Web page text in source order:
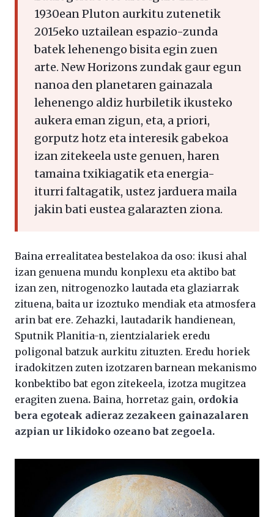
1930ean Pluton aurkitu zutenetik
2015eko uztailean espazio-zunda
batek lehenengo bisita egin zuen
arte. New Horizons zundak gaur egun
nanoa den planetaren gainazala
lehenengo aldiz hurbiletik ikusteko
aukera eman zigun, eta, a priori,
gorputz hotz eta interesik gabekoa
izan zitekeela uste genuen, haren
tamaina txikiagatik eta energia-
iturri faltagatik, ustez jarduera maila
jakin bati eustea galarazten ziona.
Baina errealitatea bestelakoa da oso: ikusi ahal
izan genuena mundu konplexu eta aktibo bat
izan zen, nitrogenozko lautada eta glaziarrak
zituena, baita ur izoztuko mendiak eta atmosfera
arin bat ere. Zehazki, lautadarik handienean,
Sputnik Planitia-n, zientzialariek eredu
poligonal batzuk aurkitu zituzten. Eredu horiek
iradokitzen zuten izotzaren barnean mekanismo
konbektibo bat egon zitekeela, izotza mugitzea
eragiten zuena. Baina, horretaz gain, ordokia
bera egoteak adieraz zezakeen gainazalaren
azpian ur likidoko ozeano bat zegoela.